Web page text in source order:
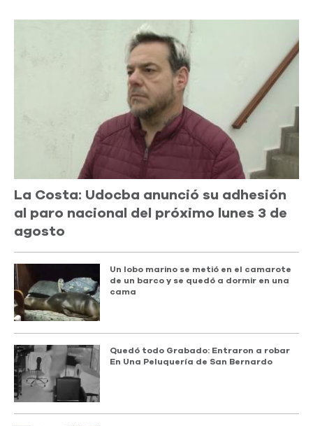
La Costa: Udocba anunció su adhesión
al paro nacional del próximo lunes 3 de
agosto
Un lobo marino se metió en el camarote
de un barco y se quedó a dormir en una
cama
Quedó todo Grabado: Entraron a robar
En Una Peluquería de San Bernardo